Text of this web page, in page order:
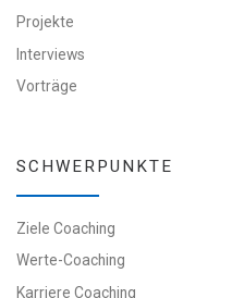
Projekte
Interviews
Vorträge
SCHWERPUNKTE
Ziele Coaching
Werte-Coaching
Karriere Coaching